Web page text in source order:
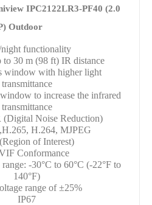
IPC2122LR3-PF40 (2.0
Outdoor
functionality
to 30 m (98 ft) IR distance
window with higher light
transmittance
to increase the infrared
transmittance
Noise Reduction)
H.264, MJPEG
of Interest)
Conformance
-30°C to 60°C (-22°F to
140°F)
range of ±25%
IP67